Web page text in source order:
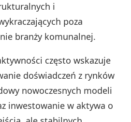
i
poza
branży komunalnej.
często wskazuje
doświadczeń z rynków
nowoczesnych modeli
inwestowanie w aktywa o